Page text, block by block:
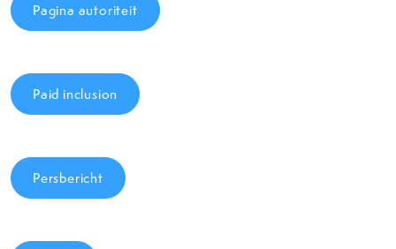
Pagina autoriteit
Paid inclusion
Persbericht